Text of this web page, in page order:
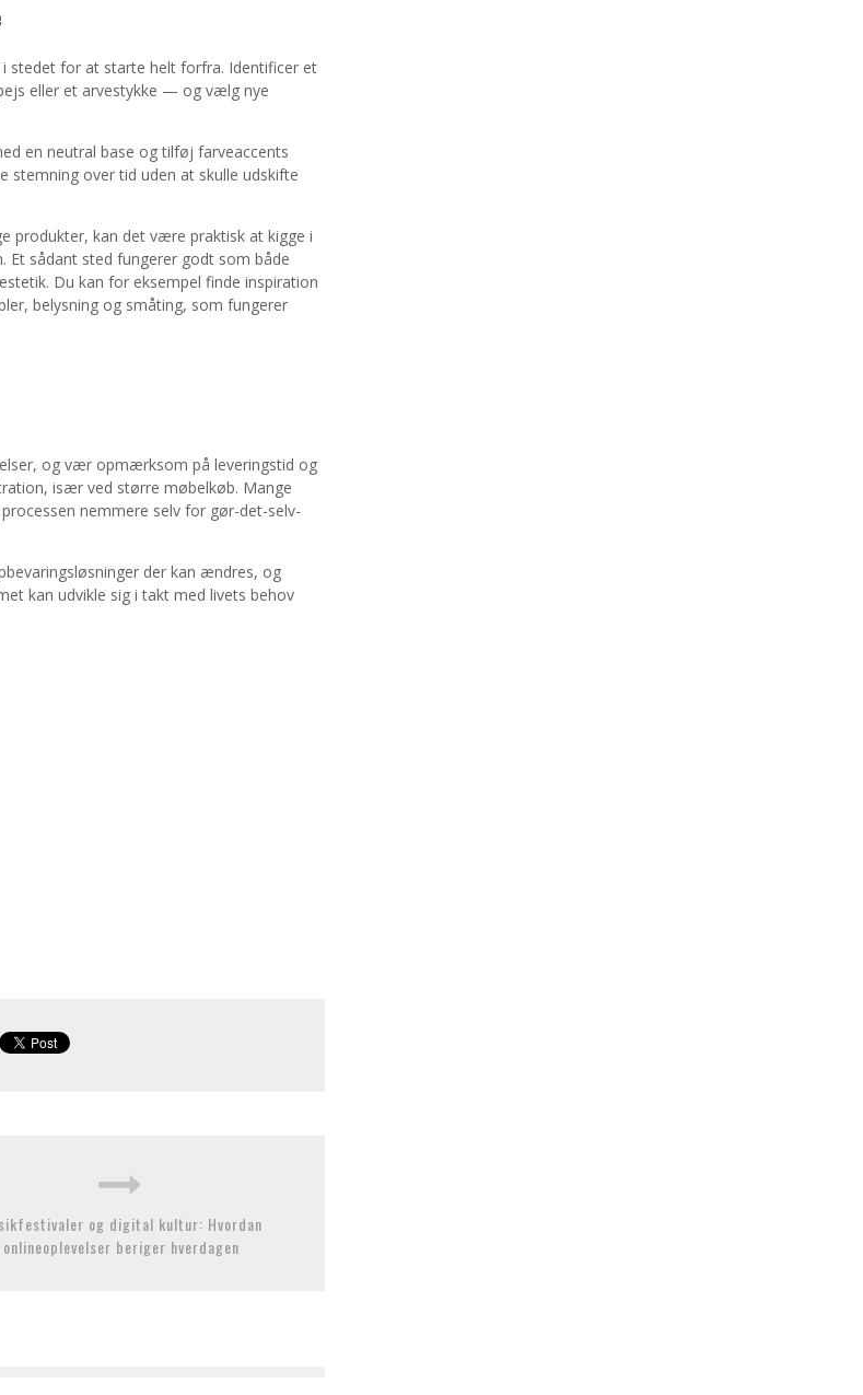
stedet for at starte helt forfra. Identificer et
eller et arvestykke — og vælg nye
en neutral base og tilføj farveaccents
stemning over tid uden at skulle udskifte
produkter, kan det være praktisk at kigge i
Et sådant sted fungerer godt som både
Du kan for eksempel finde inspiration
belysning og småting, som fungerer
og vær opmærksom på leveringstid og
især ved større møbelkøb. Mange
nemmere selv for gør-det-selv-
der kan ændres, og
kan udvikle sig i takt med livets behov
og digital kultur: Hvordan
onlineoplevelser beriger hverdagen